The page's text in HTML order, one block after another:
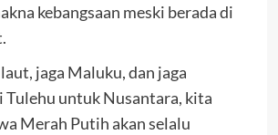
kebangsaan meski berada di
jaga Maluku, dan jaga
Tulehu untuk Nusantara, kita
Merah Putih akan selalu